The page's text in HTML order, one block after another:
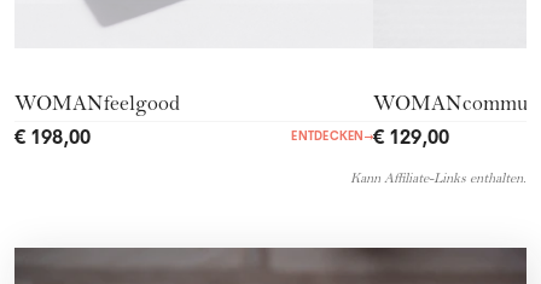
WOMANfeelgood
€ 198,00 ENTDECKEN→€ 129,00
Kann Affiliate-Links enthalten.